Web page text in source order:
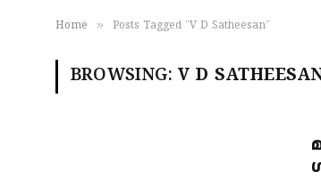
Home » Posts Tagged "V D Satheesan"
BROWSING: V D